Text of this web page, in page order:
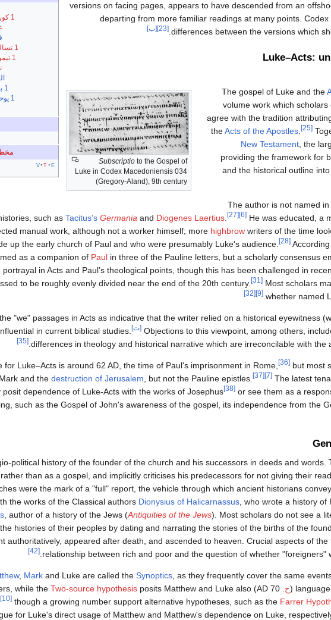
1 كورنثوس
1 تسالونيكي
1 تيموثاوس
1 بطرس
1 يوحنا
v t e
versions on facing pages, appears to have descended from an
departing from more familiar readings at many points.
differences between the versions which
[23] [ب]
Luke–Acts:
Subscriptio to the Gospel of
Luke in Codex Macedoniensis 034
(Gregory-Aland), 9th century
The gospel of Luke and the
volume work which scholars
agree with the tradition
theActs of the Apostles [25]
New Testament , the
providing the framework for
and the historical outline
The author is not named
such as Tacitus’s Germania and Diogenes Laertius [27] [6] He was educated, a
manual work, although not a worker himself; more highbrow writers of the time
up the early church of Paul and who were presumably Luke's audience.
[28]
as a companion of Paul in three of the Pauline letters, but a scholarly consensus
in Acts and Paul’s theological points, though this has been challenged in
to be roughly evenly divided near the end of the 20th century.
[31] Most scholars
whether named
[9]
[32]
"we" passages in Acts as indicative that the writer relied on a historical eyewitness
in current biblical studies. [ت] Objections to this viewpoint, among others,
differences in theology and historical narrative which are irreconcilable with the
[35]
Luke–Acts is around 62 AD, the time of Paul's imprisonment in Rome, [36] but most
and the destruction of Jerusalem , but not the Pauline epistles. [37] [7] The latest
dependence of Luke-Acts with the works of Josephus
[38] or see them as a
such as the Gospel of John's awareness of the gospel, its independence from the
political history of the founder of the church and his successors in deeds and words.
than as a gospel, and implicitly criticises his predecessors for not giving their
were the mark of a "full" report, the vehicle through which ancient historians
the works of the Classical authors Dionysius of Halicarnassus , who wrote a history of
, author of a history of the Jews (Antiquities of the Jews). Most scholars do not see a
histories of their peoples by dating and narrating the stories of the births of the
authoritatively, appeared after death, and ascended to heaven. Crucial aspects of
relationship between rich and poor and the question of whether "foreigners"
[42]
, Mark and Luke are called the Synoptics , as they frequently cover the same
ح. Two-source hypothesis posits Matthew and Luke also
[10] though a growing number support alternative hypotheses, such as the Farrer
for Luke's direct usage of Matthew and Matthew's dependence on Luke,